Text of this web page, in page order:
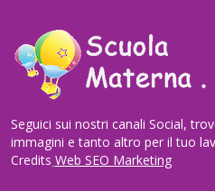
Seguici sui nostri canali Social,
immagini e tanto altro per il tuo
Credits Web SEO Marketing